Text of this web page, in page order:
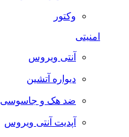
وکتور
امنیتی
آنتی ویروس
دیواره آتشین
ضد هک و جاسوسی
آپدیت آنتی ویروس